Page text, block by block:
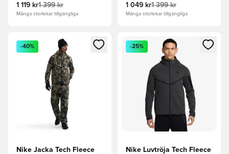
1 119 kr1 399 kr
Många storlekar tillgängliga
1 049 kr1 399 kr
Många storlekar tillgängliga
Öppnar en Modal för att logga in eller registrera dig som
-40%
Nike Jacka Tech Fleece
Öppnar en Modal för att
-25%
Nike Luvtröja Tech Fleece